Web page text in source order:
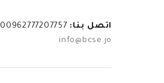
اتصل بنا: 00962777207757
info@bcse.jo